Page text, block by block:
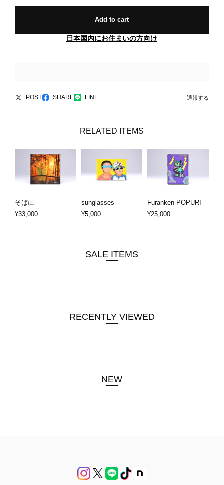
Add to cart
日本国内にお住まいの方向け
POST SHARE LINE 通報する
RELATED ITEMS
そばに
¥33,000
sunglasses
¥5,000
Furanken POPURI
¥25,000
SALE ITEMS
RECENTLY VIEWED
NEW